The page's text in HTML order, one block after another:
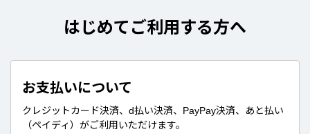
はじめてご利用する方へ
お支払いについて
クレジットカード決済、d払い決済、PayPay決済、あと払い
（ペイディ）がご利用いただけます。